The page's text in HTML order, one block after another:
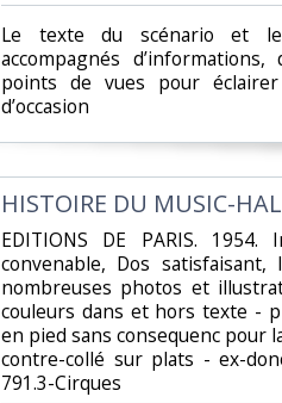
‎Le texte du scénario et
accompagnés
points de vues pour
d’occasion ‎
‎HISTOIRE DU MUSIC-
‎EDITIONS DE PARIS.
convenable, Dos
nombreuses photos et
couleurs dans et hors texte -
en pied sans consequenc pour
contre-collé sur plats - ex-
791.3-Cirques‎